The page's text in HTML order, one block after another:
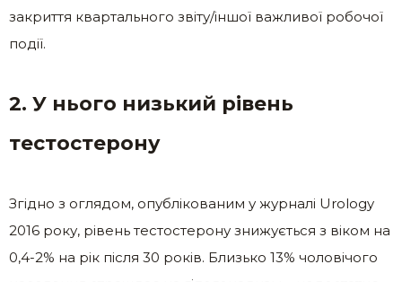
закриття квартального звіту/іншої важливої робочої
події.
2. У нього низький рівень
тестостерону
Згідно з оглядом, опублікованим у журналі Urology
2016 року, рівень тестостерону знижується з віком на
0,4-2% на рік після 30 років. Близько 13% чоловічого